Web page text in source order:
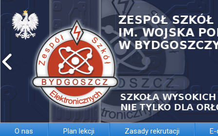
O nas Plan lekcji Zasady rekrutacji